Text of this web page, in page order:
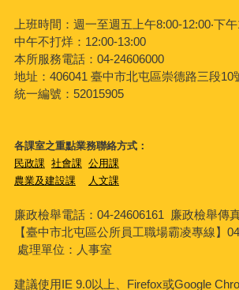
上班時間：週一至週五上午8:00-12:00‧下
中午不打烊：12:00-13:00
本所服務電話：04-24606000
地址：406041 臺中市北屯區崇德路三段10
統一編號：52015905
各課室之重點業務聯絡方式：
民政課 社會課 公用課
農業及建設課
人文課
廉政檢舉電話：04-24606161
廉政檢舉傳
【臺中市北屯區公所員工職場霸凌專線】
處理單位：人事室
建議使用IE 9.0以上、Firefox或Google